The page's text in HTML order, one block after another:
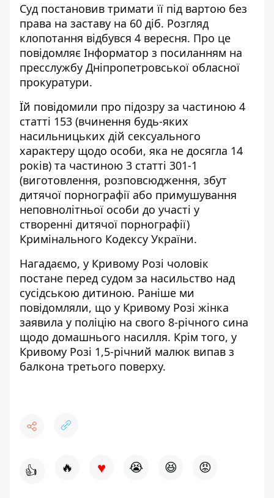
Суд постановив тримати її під вартою без
права на заставу на 60 діб. Розгляд
клопотання відбувся 4 вересня. Про це
повідомляє Інформатор з посиланням на
пресслужбу Дніпропетровської обласної
прокуратури.
Їй повідомили про підозру за частиною 4
статті 153 (вчинення будь-яких
насильницьких дій сексуального
характеру щодо особи, яка не досягла 14
років) та частиною 3 статті 301-1
(виготовлення, розповсюдження, збут
дитячої порнографії або примушування
неповнолітньої особи до участі у
створенні дитячої порнографії)
Кримінального Кодексу України.
Нагадаємо, у Кривому Розі чоловік
постане перед судом за насильство над
сусідською дитиною. Раніше ми
повідомляли, що у Кривому Розі жінка
заявила у поліцію на свого 8-річного сина
щодо домашнього насилля. Крім того, у
Кривому Розі 1,5-річний малюк випав з
балкона третього поверху.
👍 🔥 ♥ 😭 😆 😡